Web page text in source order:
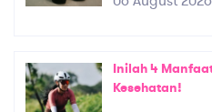
Inilah 4
Kesehatan!